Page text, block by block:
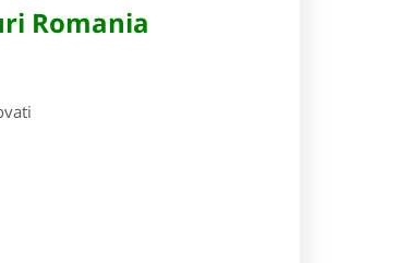
Romania